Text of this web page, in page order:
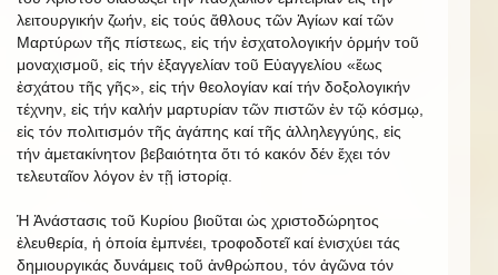
λειτουργικήν ζωήν, εἰς τούς ἄθλους τῶν Ἁγίων καί τῶν
Μαρτύρων τῆς πίστεως, εἰς τήν ἐσχατολογικήν ὁρμήν τοῦ
μοναχισμοῦ, εἰς τήν ἐξαγγελίαν τοῦ Εὐαγγελίου «ἕως
ἐσχάτου τῆς γῆς», εἰς τήν θεολογίαν καί τήν δοξολογικήν
τέχνην, εἰς τήν καλήν μαρτυρίαν τῶν πιστῶν ἐν τῷ κόσμῳ,
εἰς τόν πολιτισμόν τῆς ἀγάπης καί τῆς ἀλληλεγγύης, εἰς
τήν ἀμετακίνητον βεβαιότητα ὅτι τό κακόν δέν ἔχει τόν
τελευταῖον λόγον ἐν τῇ ἱστορίᾳ.
Ἡ Ἀνάστασις τοῦ Κυρίου βιοῦται ὡς χριστοδώρητος
ἐλευθερία, ἡ ὁποία ἐμπνέει, τροφοδοτεῖ καί ἐνισχύει τάς
δημιουργικάς δυνάμεις τοῦ ἀνθρώπου, τόν ἀγῶνα τόν